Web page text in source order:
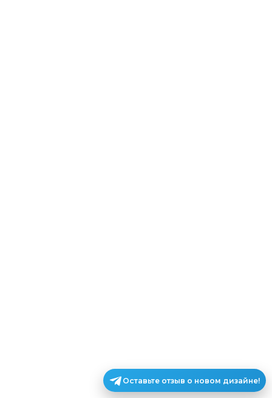
Оставьте отзыв о новом дизайне!